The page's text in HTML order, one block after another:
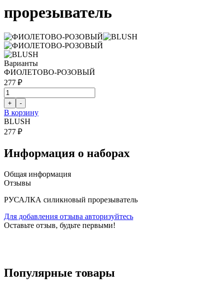
прорезыватель
Варианты
ФИОЛЕТОВО-РОЗОВЫЙ
277 ₽
В корзину
BLUSH
277 ₽
Информация о наборах
Общая информация
Отзывы
РУСАЛКА силикновый прорезыватель
Для добавления отзыва авторизуйтесь
Оставьте отзыв, будьте первыми!
Популярные товары